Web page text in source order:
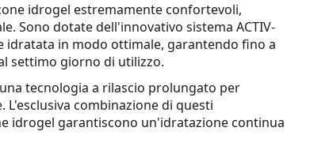
idrogel estremamente confortevoli,
Sono dotate dell'innovativo sistema ACTIV-
idratata in modo ottimale, garantendo fino a
settimo giorno di utilizzo.
tecnologia a rilascio prolungato per
combinazione di questi
idrogel garantiscono un'idratazione continua